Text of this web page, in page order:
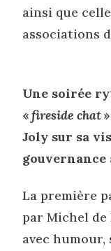
ainsi que
associations
Une soirée
«fireside chat
Joly sur sa
gouvernance
La première
par Michel de
avec humour,